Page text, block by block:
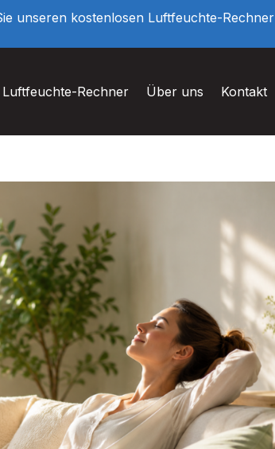
unseren kostenlosen Luftfeuchte-Rechner
Luftfeuchte-Rechner Über uns Kontakt